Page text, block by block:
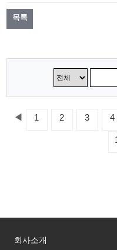
목록
◀ 1 2 3 4
회사소개